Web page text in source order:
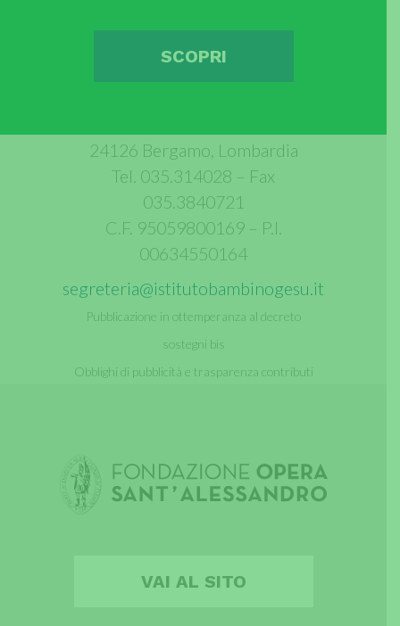
SCOPRI
24126 Bergamo, Lombardia
Tel. 035.314028 – Fax
035.3840721
C.F. 95059800169 – P.I.
00634550164
segreteria@istitutobambinogesu.it
Pubblicazione in ottemperanza al decreto
sostegni bis
Obblighi di pubblicità e trasparenza contributi
VAI AL SITO